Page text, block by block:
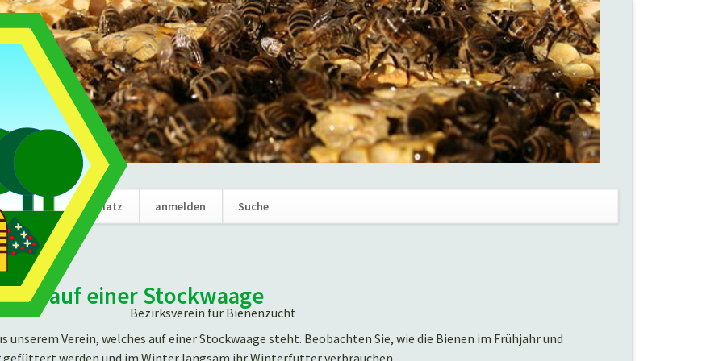
Bezirksverein für Bienenzucht
überspringen
Marktplatz anmelden Suche
auf einer Stockwaage
unserem Verein, welches auf einer Stockwaage steht. Beobachten Sie, wie die Bienen im Frühjahr und
werden und im Winter langsam ihr Winterfutter verbrauchen.